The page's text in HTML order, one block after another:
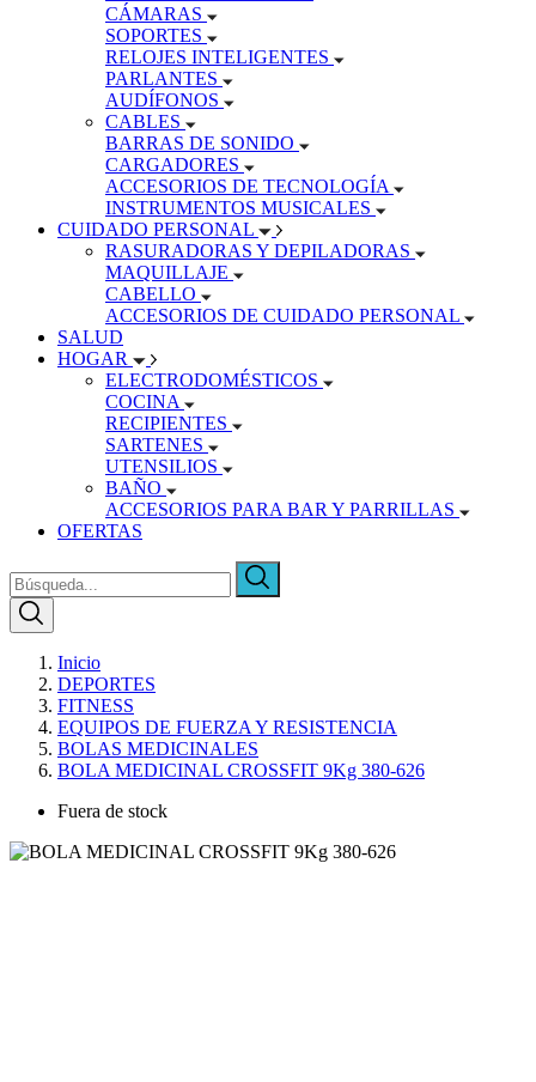
CÁMARAS
SOPORTES
RELOJES INTELIGENTES
PARLANTES
AUDÍFONOS
CABLES
BARRAS DE SONIDO
CARGADORES
ACCESORIOS DE TECNOLOGÍA
INSTRUMENTOS MUSICALES
CUIDADO PERSONAL
RASURADORAS Y DEPILADORAS
MAQUILLAJE
CABELLO
ACCESORIOS DE CUIDADO PERSONAL
SALUD
HOGAR
ELECTRODOMÉSTICOS
COCINA
RECIPIENTES
SARTENES
UTENSILIOS
BAÑO
ACCESORIOS PARA BAR Y PARRILLAS
OFERTAS
Inicio
DEPORTES
FITNESS
EQUIPOS DE FUERZA Y RESISTENCIA
BOLAS MEDICINALES
BOLA MEDICINAL CROSSFIT 9Kg 380-626
Fuera de stock